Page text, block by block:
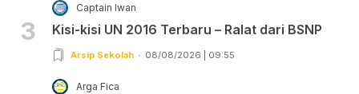
3
Captain Iwan
Kisi-kisi UN 2016 Terbaru – Ralat dari BSNP
Arsip Sekolah 08/08/2026 | 09:55
Arga Fica